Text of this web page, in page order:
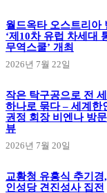
월드옥타 오스트리아
‘제10차 유럽 차세대
무역스쿨’ 개최
2026년 7월 22일
작은 탁구공으로 전
하나로 묶다 – 세계한
권정 회장 비엔나 방
뷰
2026년 7월 20일
교황청 유흥식 추기
인성당 견진성사 집전